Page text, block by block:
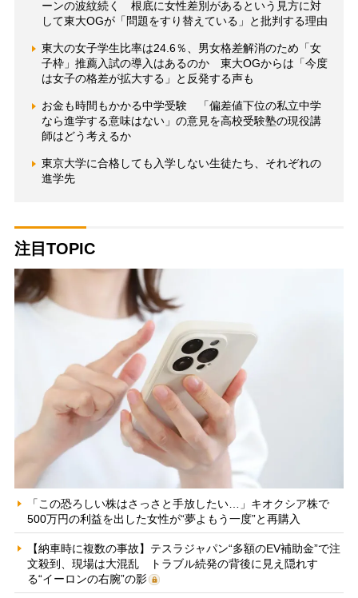
ーンの波紋続く 根底に女性差別があるという見方に対
して東大OGが「問題をすり替えている」と批判する理由
東大の女子学生比率は24.6％、男女格差解消のため「女
子枠」推薦入試の導入はあるのか 東大OGからは「今度
は女子の格差が拡大する」と反発する声も
お金も時間もかかる中学受験 「偏差値下位の私立中学
なら進学する意味はない」の意見を高校受験塾の現役講
師はどう考えるか
東京大学に合格しても入学しない生徒たち、それぞれの
進学先
注目TOPIC
「この恐ろしい株はさっさと手放したい…」キオクシア株で
500万円の利益を出した女性が“夢よもう一度”と再購入
【納車時に複数の事故】テスラジャパン“多額のEV補助金”で注
文殺到、現場は大混乱 トラブル続発の背後に見え隠れす
る“イーロンの右腕”の影